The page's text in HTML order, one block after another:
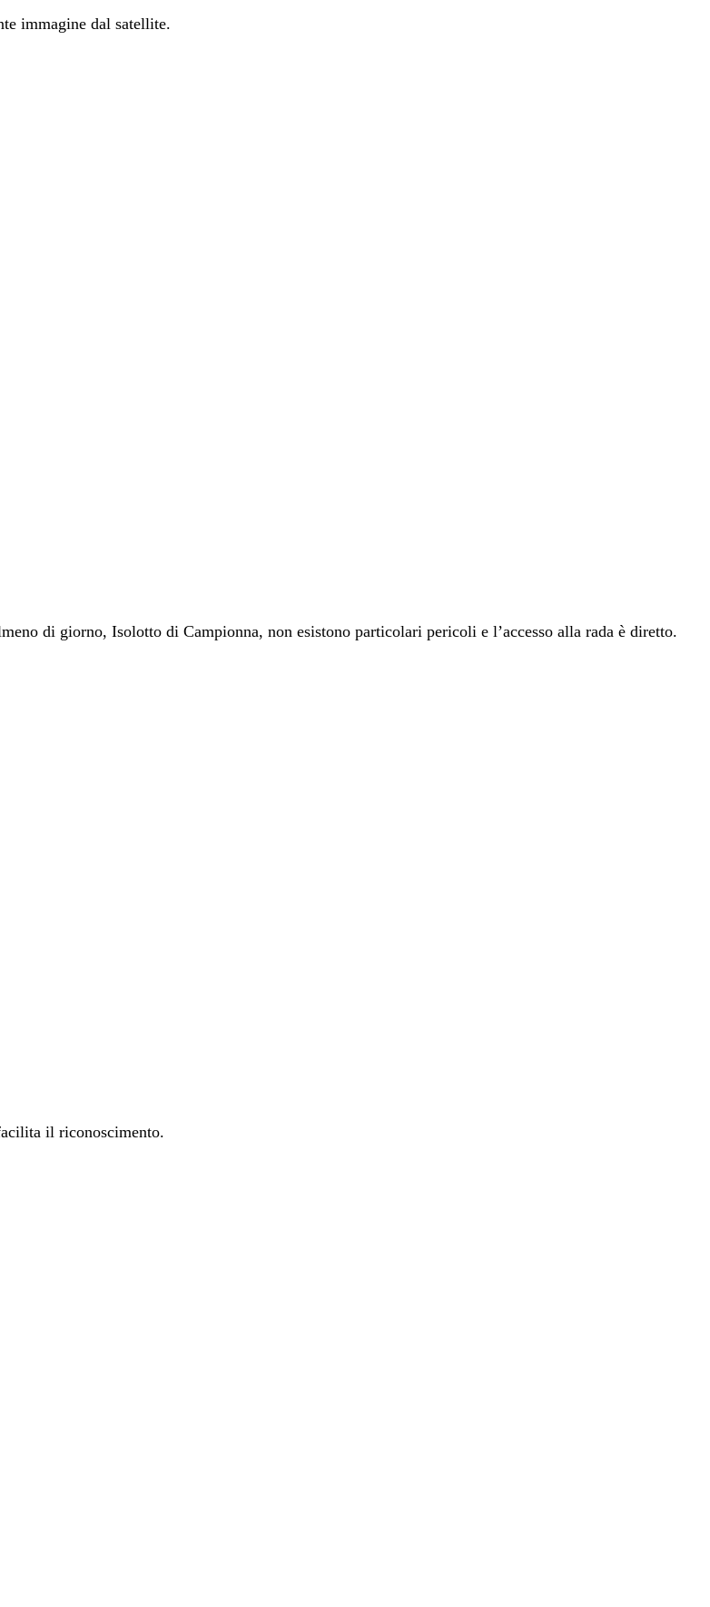
immagine dal satellite.
di giorno, Isolotto di Campionna, non esistono particolari pericoli e l’accesso alla rada è diretto.
il riconoscimento.